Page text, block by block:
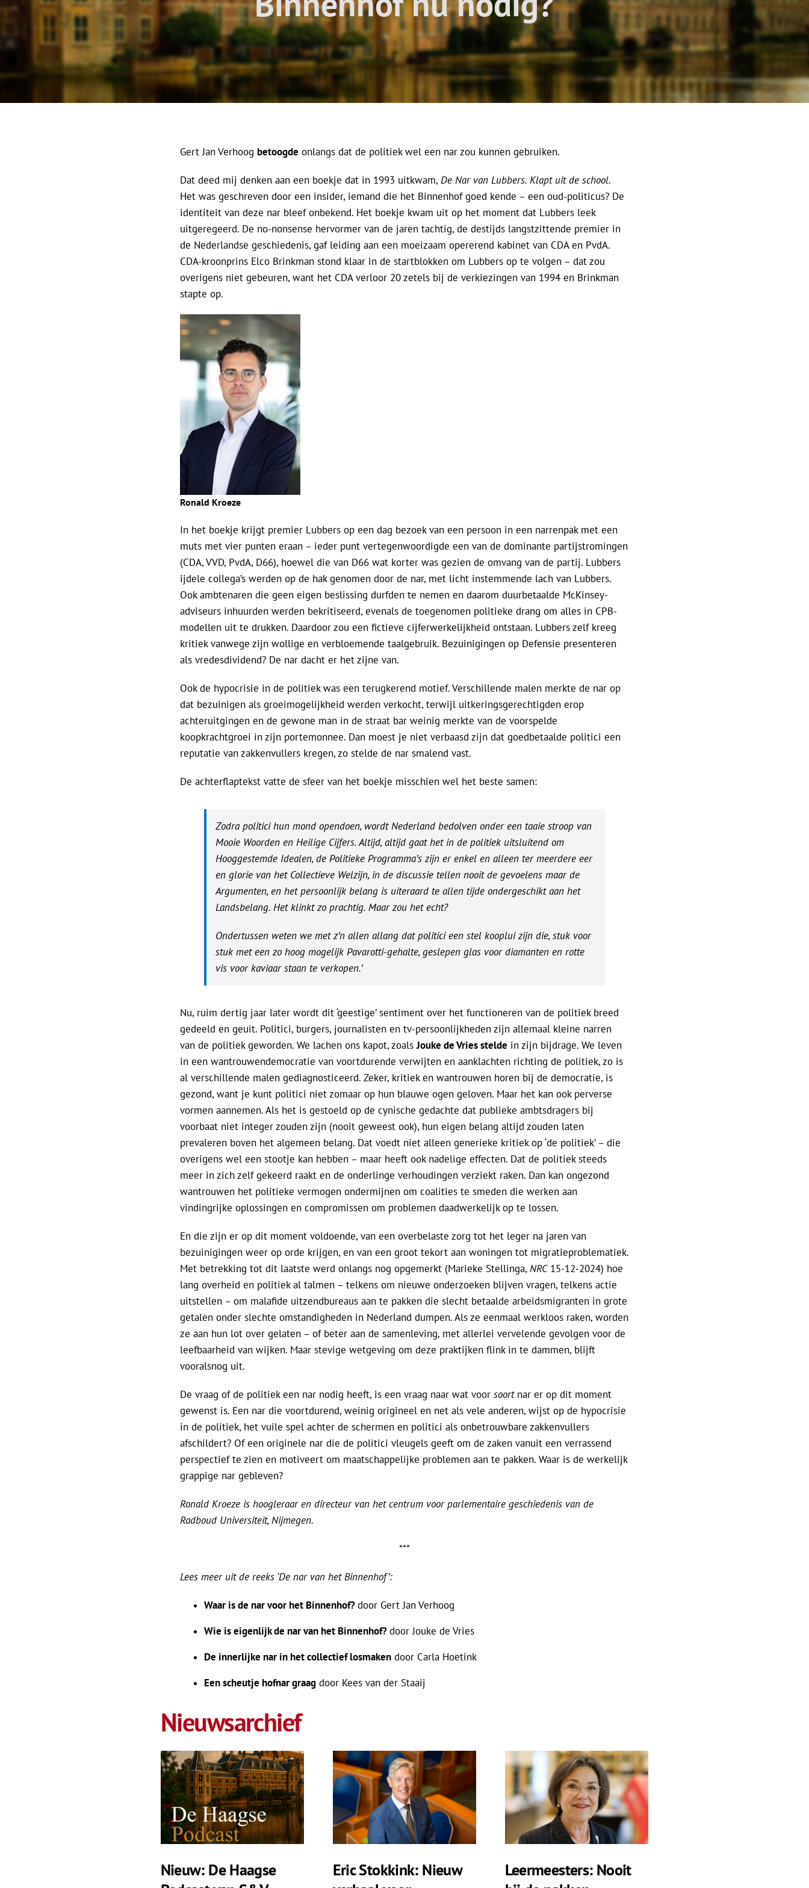
Gert Jan Verhoog betoogde onlangs dat de politiek wel een nar zou kunnen gebruiken.
Dat deed mij denken aan een boekje dat in 1993 uitkwam, De Nar van Lubbers. Klapt uit de school.
Het was geschreven door een insider, iemand die het Binnenhof goed kende – een oud-politicus? De
identiteit van deze nar bleef onbekend. Het boekje kwam uit op het moment dat Lubbers leek
uitgeregeerd. De no-nonsense hervormer van de jaren tachtig, de destijds langstzittende premier in
de Nederlandse geschiedenis, gaf leiding aan een moeizaam opererend kabinet van CDA en PvdA.
CDA-kroonprins Elco Brinkman stond klaar in de startblokken om Lubbers op te volgen – dat zou
overigens niet gebeuren, want het CDA verloor 20 zetels bij de verkiezingen van 1994 en Brinkman
stapte op.
Ronald Kroeze
In het boekje krijgt premier Lubbers op een dag bezoek van een persoon in een narrenpak met een
muts met vier punten eraan – ieder punt vertegenwoordigde een van de dominante partijstromingen
(CDA, VVD, PvdA, D66), hoewel die van D66 wat korter was gezien de omvang van de partij. Lubbers
ijdele collega’s werden op de hak genomen door de nar, met licht instemmende lach van Lubbers.
Ook ambtenaren die geen eigen beslissing durfden te nemen en daarom duurbetaalde McKinsey-
adviseurs inhuurden werden bekritiseerd, evenals de toegenomen politieke drang om alles in CPB-
modellen uit te drukken. Daardoor zou een fictieve cijferwerkelijkheid ontstaan. Lubbers zelf kreeg
kritiek vanwege zijn wollige en verbloemende taalgebruik. Bezuinigingen op Defensie presenteren
als vredesdividend? De nar dacht er het zijne van.
Ook de hypocrisie in de politiek was een terugkerend motief. Verschillende malen merkte de nar op
dat bezuinigen als groeimogelijkheid werden verkocht, terwijl uitkeringsgerechtigden erop
achteruitgingen en de gewone man in de straat bar weinig merkte van de voorspelde
koopkrachtgroei in zijn portemonnee. Dan moest je niet verbaasd zijn dat goedbetaalde politici een
reputatie van zakkenvullers kregen, zo stelde de nar smalend vast.
De achterflaptekst vatte de sfeer van het boekje misschien wel het beste samen:
Zodra politici hun mond opendoen, wordt Nederland bedolven onder een taaie stroop van
Mooie Woorden en Heilige Cijfers. Altijd, altijd gaat het in de politiek uitsluitend om
Hooggestemde Idealen, de Politieke Programma’s zijn er enkel en alleen ter meerdere eer
en glorie van het Collectieve Welzijn, in de discussie tellen nooit de gevoelens maar de
Argumenten, en het persoonlijk belang is uiteraard te allen tijde ondergeschikt aan het
Landsbelang. Het klinkt zo prachtig. Maar zou het echt?
Ondertussen weten we met z’n allen allang dat politici een stel kooplui zijn die, stuk voor
stuk met een zo hoog mogelijk Pavarotti-gehalte, geslepen glas voor diamanten en rotte
vis voor kaviaar staan te verkopen.’
Nu, ruim dertig jaar later wordt dit ‘geestige’ sentiment over het functioneren van de politiek breed
gedeeld en geuit. Politici, burgers, journalisten en tv-persoonlijkheden zijn allemaal kleine narren
van de politiek geworden. We lachen ons kapot, zoalsJouke de Vries stelde in zijn bijdrage. We leven
in een wantrouwendemocratie van voortdurende verwijten en aanklachten richting de politiek, zo is
al verschillende malen gediagnosticeerd. Zeker, kritiek en wantrouwen horen bij de democratie, is
gezond, want je kunt politici niet zomaar op hun blauwe ogen geloven. Maar het kan ook perverse
vormen aannemen. Als het is gestoeld op de cynische gedachte dat publieke ambtsdragers bij
voorbaat niet integer zouden zijn (nooit geweest ook), hun eigen belang altijd zouden laten
prevaleren boven het algemeen belang. Dat voedt niet alleen generieke kritiek op ‘de politiek’ – die
overigens wel een stootje kan hebben – maar heeft ook nadelige effecten. Dat de politiek steeds
meer in zich zelf gekeerd raakt en de onderlinge verhoudingen verziekt raken. Dan kan ongezond
wantrouwen het politieke vermogen ondermijnen om coalities te smeden die werken aan
vindingrijke oplossingen en compromissen om problemen daadwerkelijk op te lossen.
En die zijn er op dit moment voldoende, van een overbelaste zorg tot het leger na jaren van
bezuinigingen weer op orde krijgen, en van een groot tekort aan woningen tot migratieproblematiek.
Met betrekking tot dit laatste werd onlangs nog opgemerkt (Marieke Stellinga, NRC15-12-2024) hoe
lang overheid en politiek al talmen – telkens om nieuwe onderzoeken blijven vragen, telkens actie
uitstellen – om malafide uitzendbureaus aan te pakken die slecht betaalde arbeidsmigranten in grote
getalen onder slechte omstandigheden in Nederland dumpen. Als ze eenmaal werkloos raken, worden
ze aan hun lot over gelaten – of beter aan de samenleving, met allerlei vervelende gevolgen voor de
leefbaarheid van wijken. Maar stevige wetgeving om deze praktijken flink in te dammen, blijft
vooralsnog uit.
De vraag of de politiek een nar nodig heeft, is een vraag naar wat voor soortnar er op dit moment
gewenst is. Een nar die voortdurend, weinig origineel en net als vele anderen, wijst op de hypocrisie
in de politiek, het vuile spel achter de schermen en politici als onbetrouwbare zakkenvullers
afschildert? Of een originele nar die de politici vleugels geeft om de zaken vanuit een verrassend
perspectief te zien en motiveert om maatschappelijke problemen aan te pakken. Waar is de werkelijk
grappige nar gebleven?
Ronald Kroeze is hoogleraar en directeur van het centrum voor parlementaire geschiedenis van de
Radboud Universiteit, Nijmegen.
***
Lees meer uit de reeks ‘De nar van het Binnenhof’:
Waar is de nar voor het Binnenhof? door Gert Jan Verhoog
Wie is eigenlijk de nar van het Binnenhof? door Jouke de Vries
De innerlijke nar in het collectief losmakendoor Carla Hoetink
Een scheutje hofnar graagdoor Kees van der Staaij
Nieuwsarchief
Nieuw: De Haagse
Eric Stokkink: Nieuw
Leermeesters: Nooit